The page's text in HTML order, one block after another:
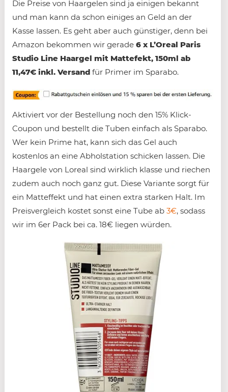
Die Preise von Haargelen sind ja einigen bekannt
und man kann da schon einiges an Geld an der
Kasse lassen. Es geht aber auch günstiger, denn bei
Amazon bekommen wir gerade 6 x L’Oreal Paris
Studio Line Haargel mit Mattefekt, 150ml ab
11,47€ inkl. Versand für Primer im Sparabo.
Aktiviert vor der Bestellung noch den 15% Klick-
Coupon und bestellt die Tuben einfach als Sparabo.
Wer kein Prime hat, kann sich das Gel auch
kostenlos an eine Abholstation schicken lassen. Die
Haargele von Loreal sind wirklich klasse und riechen
zudem auch noch ganz gut. Diese Variante sorgt für
ein Matteffekt und hat einen extra starken Halt. Im
Preisvergleich kostet sonst eine Tube ab 3€, sodass
wir im 6er Pack bei ca. 18€ liegen würden.